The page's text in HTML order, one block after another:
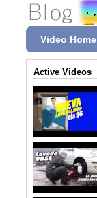
Video Home
Active Videos